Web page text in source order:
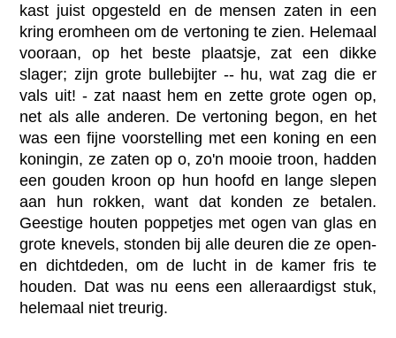
kast juist opgesteld en de mensen zaten in een
kring eromheen om de vertoning te zien. Helemaal
vooraan, op het beste plaatsje, zat een dikke
slager; zijn grote bullebijter -- hu, wat zag die er
vals uit! - zat naast hem en zette grote ogen op,
net als alle anderen. De vertoning begon, en het
was een fijne voorstelling met een koning en een
koningin, ze zaten op o, zo'n mooie troon, hadden
een gouden kroon op hun hoofd en lange slepen
aan hun rokken, want dat konden ze betalen.
Geestige houten poppetjes met ogen van glas en
grote knevels, stonden bij alle deuren die ze open-
en dichtdeden, om de lucht in de kamer fris te
houden. Dat was nu eens een alleraardigst stuk,
helemaal niet treurig.